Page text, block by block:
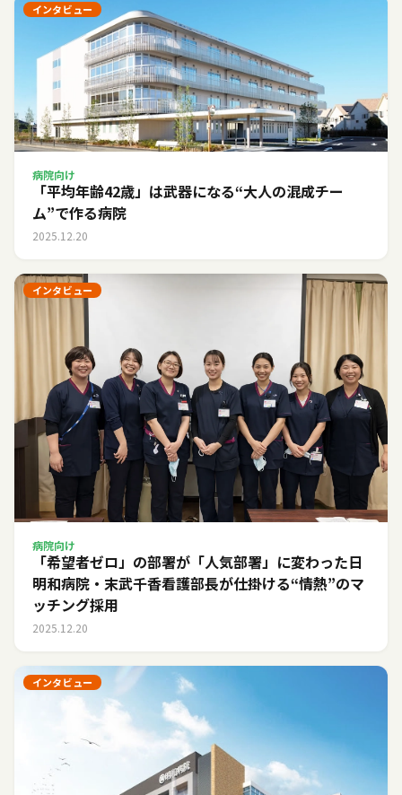
インタビュー
病院向け
「平均年齢42歳」は武器になる――“大人の混成チー
ム”で作る病院
2025.12.20
インタビュー
病院向け
「希望者ゼロ」の部署が「人気部署」に変わった日――
明和病院・末武千香看護部長が仕掛ける“情熱”のマ
ッチング採用
2025.12.20
インタビュー